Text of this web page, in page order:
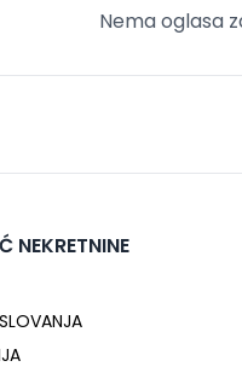
Nema oglasa
NEKRETNINE